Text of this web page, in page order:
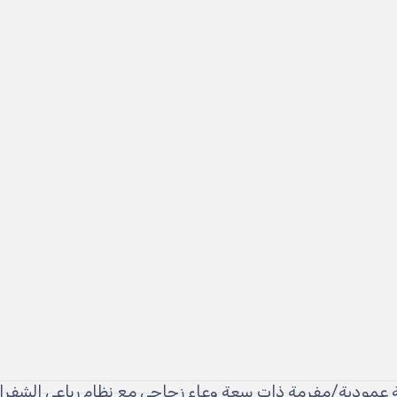
عمودية/مفرمة ذات سعة وعاء زجاجي مع نظام رباعي الشفرات